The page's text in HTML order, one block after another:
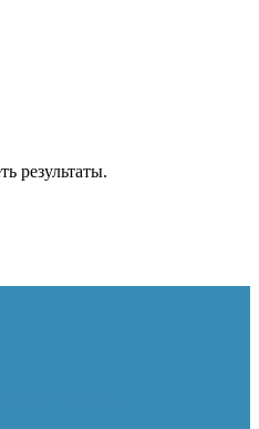
результаты.